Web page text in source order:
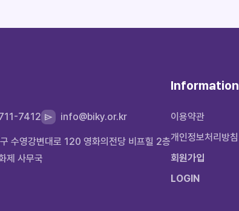
7412 info@biky.or.kr
수영강변대로 120 영화의전당 비프힐 2층
제 사무국
Information
이용약관
개인정보처리방침
회원가입
LOGIN